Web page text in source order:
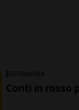
GERMANIA
Conti in rosso